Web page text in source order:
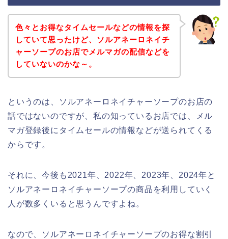
色々とお得なタイムセールなどの情報を探
していて思ったけど、ソルアネーロネイチ
ャーソープのお店でメルマガの配信などを
していないのかな～。
というのは、ソルアネーロネイチャーソープのお店の
話ではないのですが、私の知っているお店では、メル
マガ登録後にタイムセールの情報などが送られてくる
からです。
それに、今後も2021年、2022年、2023年、2024年と
ソルアネーロネイチャーソープの商品を利用していく
人が数多くいると思うんですよね。
なので、ソルアネーロネイチャーソープのお得な割引